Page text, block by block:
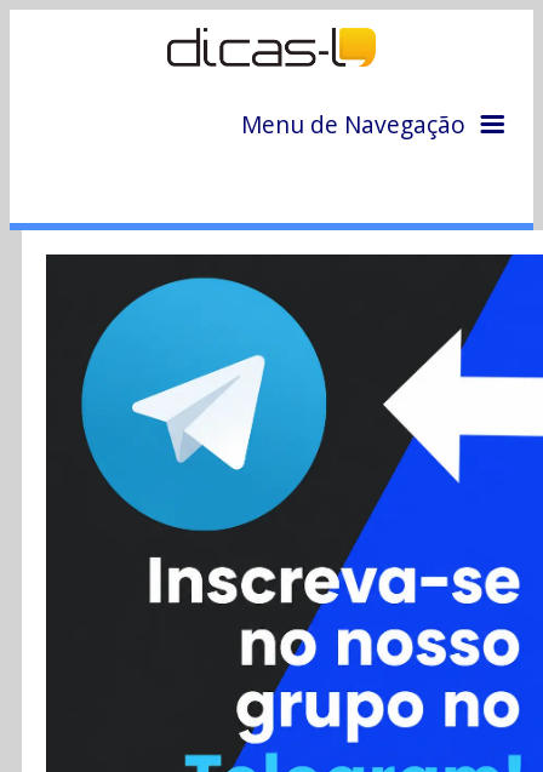
Menu de Navegação
Colunas
Colaboradores
Cursos
Enviar Dica